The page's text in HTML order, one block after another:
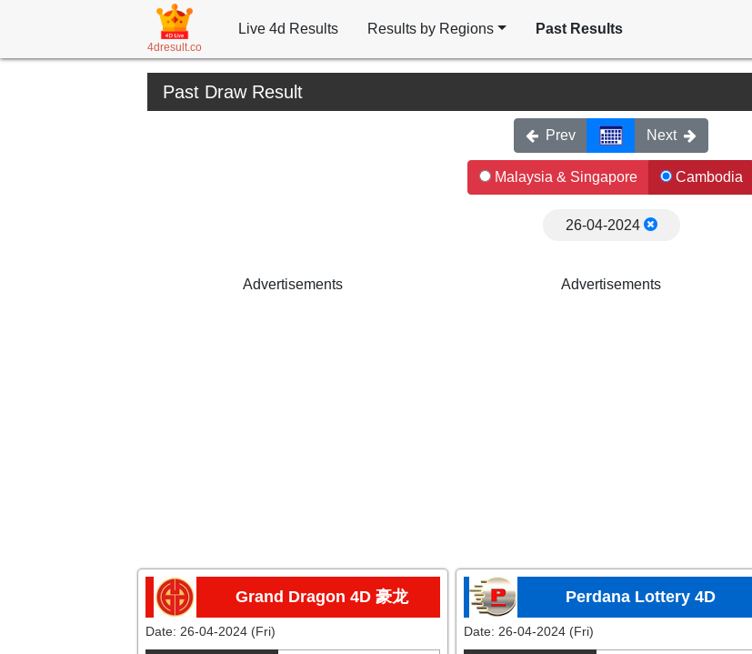
4dresult.co
Live 4d Results Results by Regions Past Results
Past Draw Result
Prev Next
Malaysia & Singapore Cambodia
26-04-2024
Advertisements
Grand Dragon 4D 豪龙
Date: 26-04-2024 (Fri)
Advertisements
Perdana Lottery 4D
Date: 26-04-2024 (Fri)